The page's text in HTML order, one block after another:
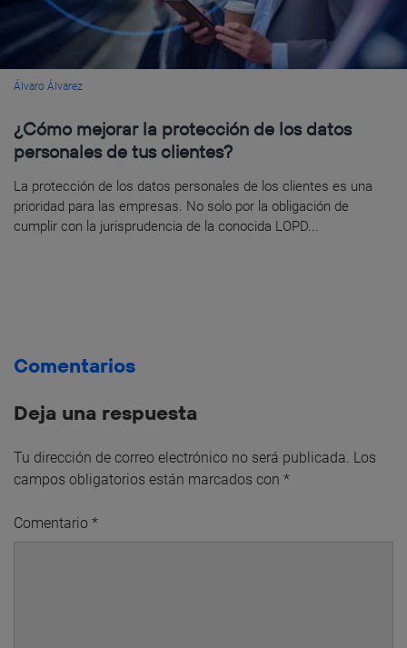
Álvaro Álvarez
¿Cómo mejorar la protección de los datos
personales de tus clientes?
La protección de los datos personales de los clientes es una
prioridad para las empresas. No solo por la obligación de
cumplir con la jurisprudencia de la conocida LOPD...
Comentarios
Deja una respuesta
Tu dirección de correo electrónico no será publicada. Los
campos obligatorios están marcados con *
Comentario *